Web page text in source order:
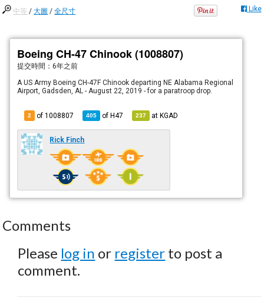
中等 /大圖 /全尺寸 Like
Boeing CH-47 Chinook (1008807)
提交時間：6年之前
A US Army Boeing CH-47F Chinook departing NE Alabama Regional
Airport, Gadsden, AL - August 22, 2019 - for a paratroop drop.
2 of 1008807 405 ofH47 237 atKGAD
Rick Finch
Comments
Please log in or register to post a
comment.